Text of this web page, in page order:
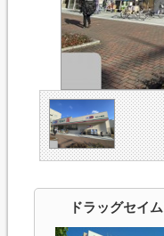
ドラッグセイ